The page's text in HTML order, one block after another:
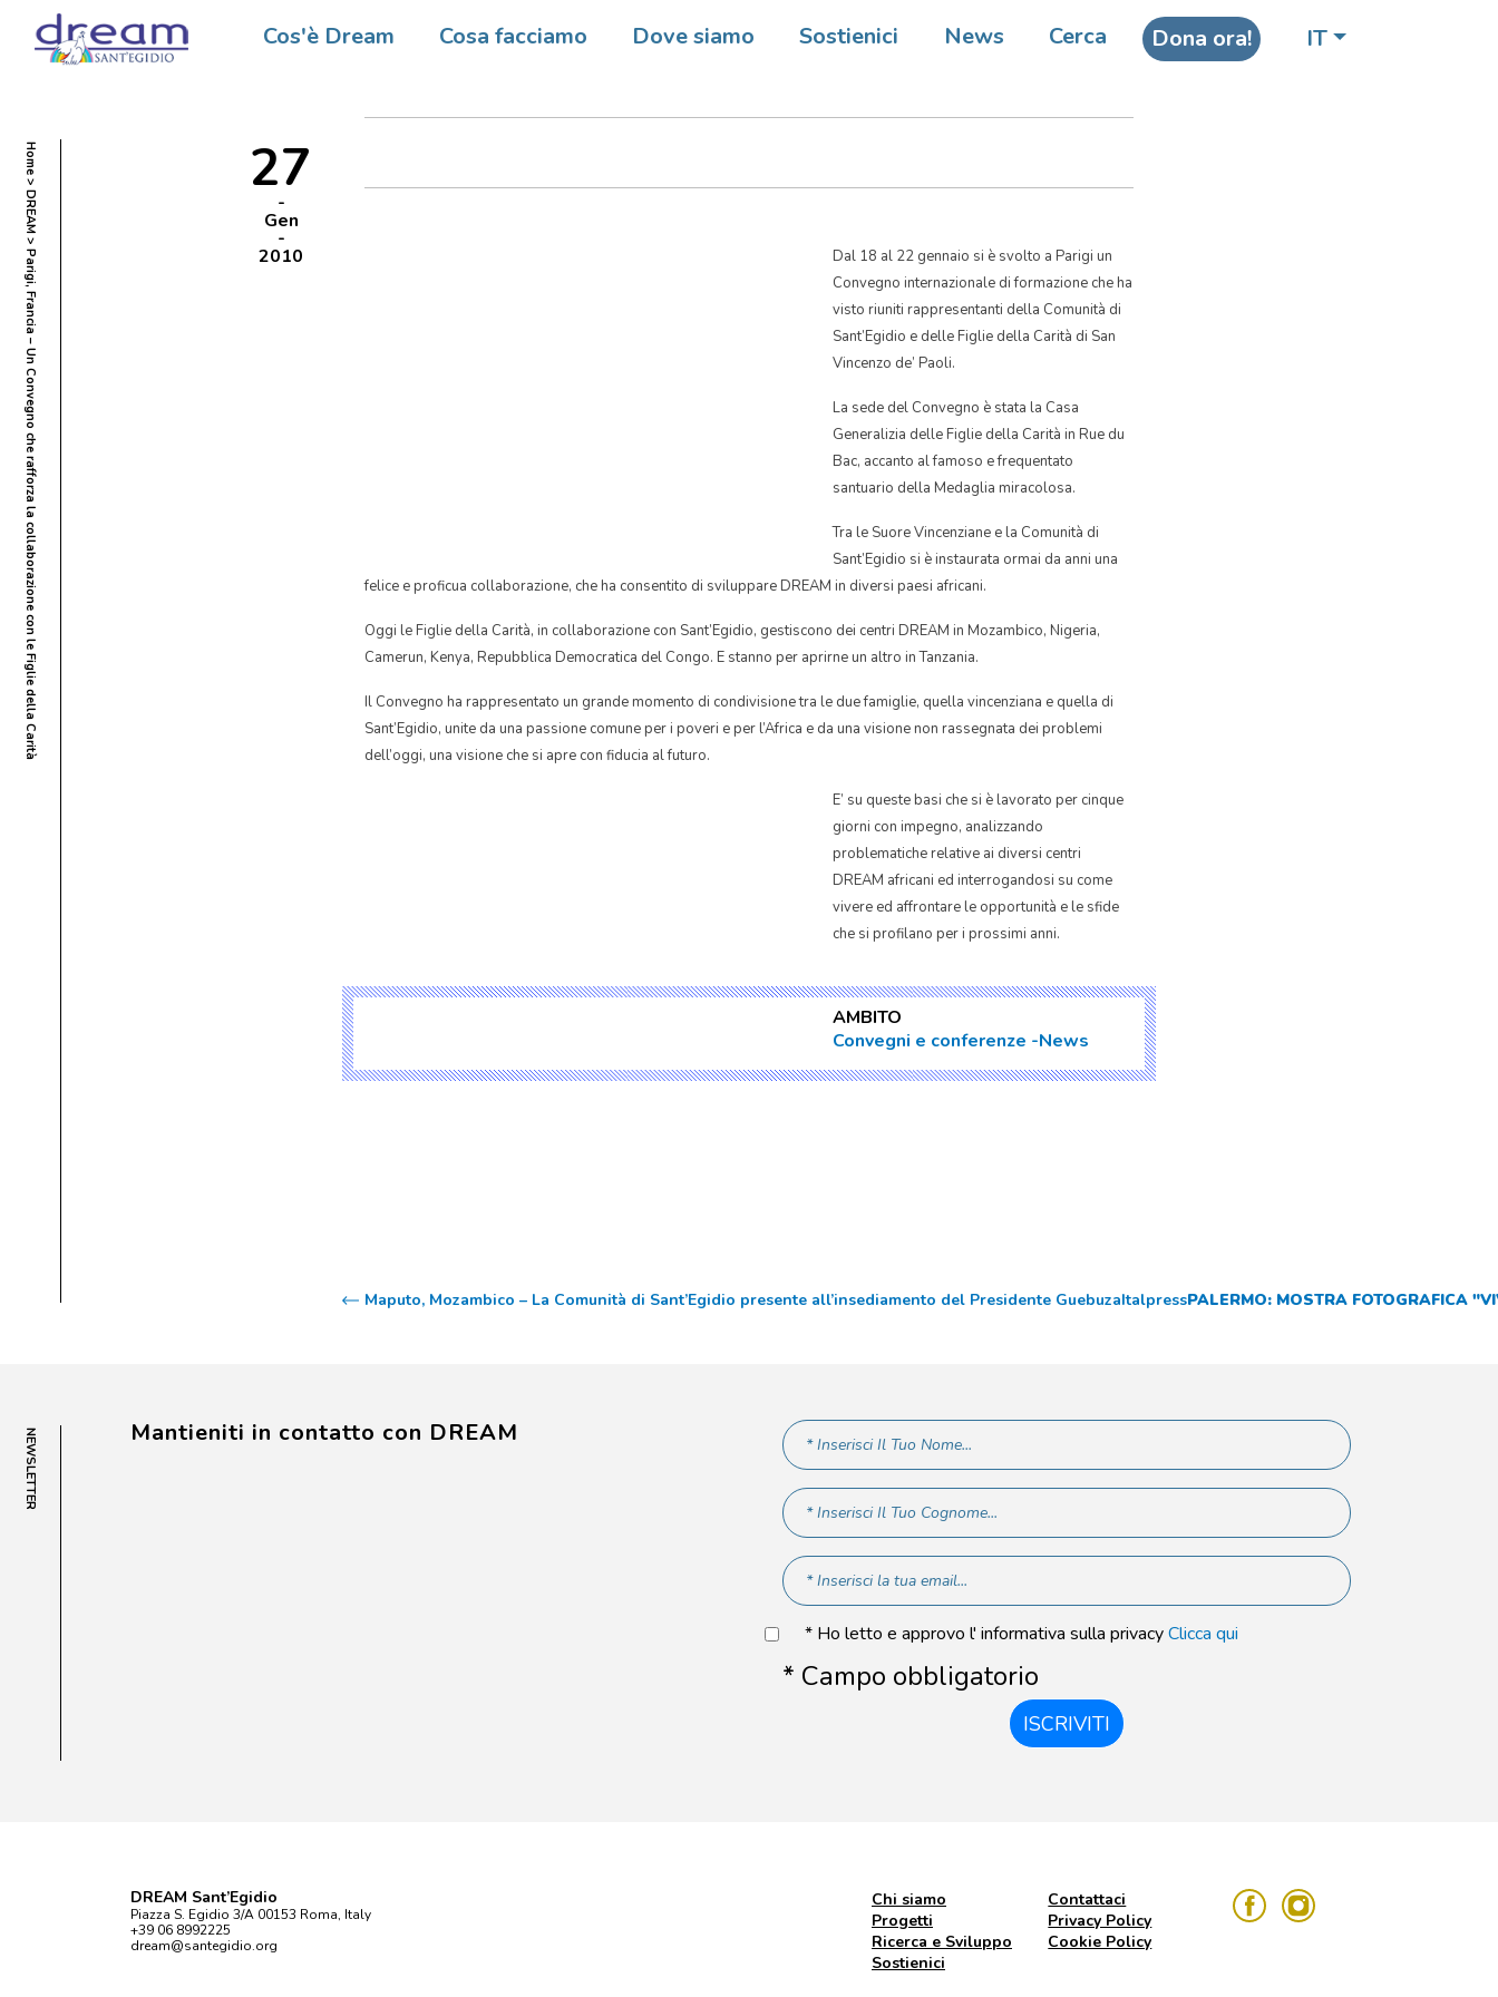
Cos'è Dream Cosa facciamo Dove siamo Sostienici News Cerca Dona ora! IT
Home
DREAM
Parigi, Francia – Un Convegno che rafforza la collaborazione con le Figlie della Carità
27
Gen
2010
la collaborazione con le Figlie della Carità
Dal 18 al 22 gennaio si è svolto a Parigi un
Convegno internazionale di formazione che ha
visto riuniti rappresentanti della Comunità di
Sant’Egidio e delle Figlie della Carità di San
Vincenzo de’ Paoli.
La sede del Convegno è stata la Casa
Generalizia delle Figlie della Carità in Rue du
Bac, accanto al famoso e frequentato
santuario della Medaglia miracolosa.
Tra le Suore Vincenziane e la Comunità di
Sant’Egidio si è instaurata ormai da anni una
felice e proficua collaborazione, che ha consentito di sviluppare DREAM in diversi paesi africani.
Oggi le Figlie della Carità, in collaborazione con Sant’Egidio, gestiscono dei centri DREAM in Mozambico, Nigeria,
Camerun, Kenya, Repubblica Democratica del Congo. E stanno per aprirne un altro in Tanzania.
Il Convegno ha rappresentato un grande momento di condivisione tra le due famiglie, quella vincenziana e quella di
Sant’Egidio, unite da una passione comune per i poveri e per l’Africa e da una visione non rassegnata dei problemi
dell’oggi, una visione che si apre con fiducia al futuro.
E’ su queste basi che si è lavorato per cinque
giorni con impegno, analizzando
problematiche relative ai diversi centri
DREAM africani ed interrogandosi su come
vivere ed affrontare le opportunità e le sfide
che si profilano per i prossimi anni.
AMBITO
Convegni e conferenze News
Maputo, Mozambico – La Comunità di Sant’Egidio presente all’insediamento del Presidente GuebuzaItalpressPALERMO: MOSTRA FOTOGRAFICA
NEWSLETTER Mantieniti in contatto con DREAM
* Ho letto e approvo l' informativa sulla privacyClicca qui
* Campo obbligatorio
ISCRIVITI
DREAM Sant’Egidio
Piazza S. Egidio 3/A 00153 Roma, Italy
+39 06 8992225
dream@santegidio.org
Chi siamo
Progetti
Ricerca e Sviluppo
Sostienici
Contattaci
Privacy Policy
Cookie Policy